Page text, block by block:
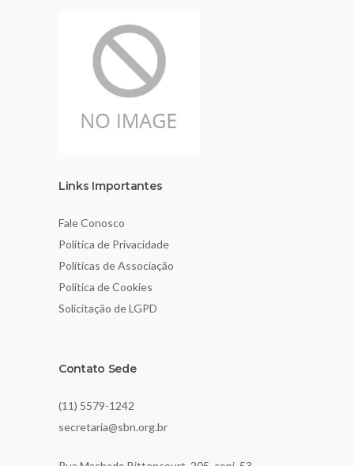
Links Importantes
Fale Conosco
Política de Privacidade
Políticas de Associação
Política de Cookies
Solicitação de LGPD
Contato Sede
(11) 5579-1242
secretaria@sbn.org.br